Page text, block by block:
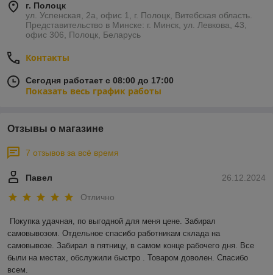
г. Полоцк
ул. Успенская, 2а, офис 1, г. Полоцк, Витебская область.
Представительство в Минске: г. Минск, ул. Левкова, 43,
офис 306, Полоцк, Беларусь
Контакты
Сегодня работает с 08:00 до 17:00
Показать весь график работы
Отзывы о магазине
7 отзывов за всё время
26.12.2024
Павел
Отлично
Покупка удачная, по выгодной для меня цене. Забирал
самовывозом. Отдельное спасибо работникам склада на
самовывозе. Забирал в пятницу, в самом конце рабочего дня. Все
были на местах, обслужили быстро . Товаром доволен. Спасибо
всем.